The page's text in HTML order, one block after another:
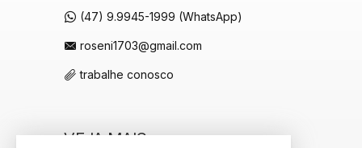
Estar Social
Hidromassagem
(47) 9.9945-1999 (WhatsApp)
roseni1703@gmail.com
trabalhe conosco
VEJA MAIS